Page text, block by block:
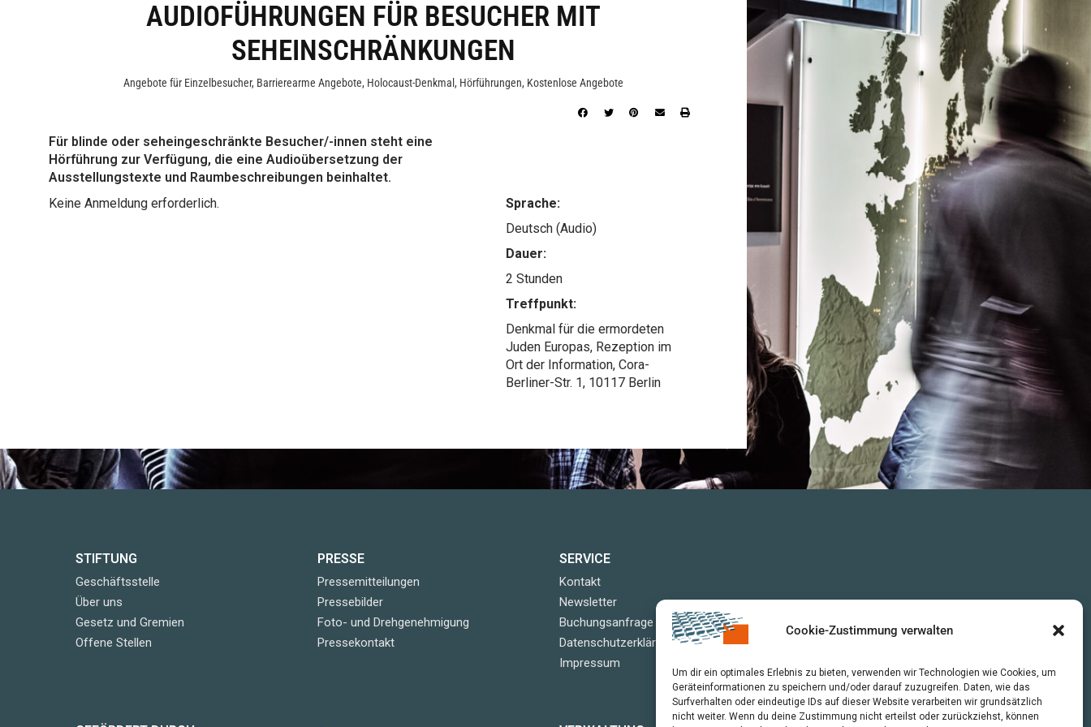
Cookie-Zustimmung verwalten
Um dir ein optimales Erlebnis zu bieten, verwenden wir Technologien wie Cookies, um
Geräteinformationen zu speichern und/oder darauf zuzugreifen. Daten, wie das
Surfverhalten oder eindeutige IDs auf dieser Website verarbeiten wir grundsätzlich
nicht weiter. Wenn du deine Zustimmung nicht erteilst oder zurückziehst, können
AUDIOFÜHRUNGEN FÜR BESUCHER MIT
SEHEINSCHRÄNKUNGEN
Angebote für Einzelbesucher, Barrierearme Angebote, Holocaust-Denkmal , Hörführungen, Kostenlose Angebote
Für blinde oder seheingeschränkte Besucher/-innen steht eine
Hörführung zur Verfügung, die eine Audioübersetzung der
Ausstellungstexte und Raumbeschreibungen beinhaltet.
Keine Anmeldung erforderlich.
Sprache:
Deutsch (Audio)
Dauer:
2 Stunden
Treffpunkt:
Denkmal für die ermordeten
Juden Europas, Rezeption im
Ort der Information, Cora-
Berliner-Str. 1, 10117 Berlin
STIFTUNG
Geschäftsstelle
Über uns
Gesetz und Gremien
Offene Stellen
PRESSE
Pressemitteilungen
Pressebilder
Foto- und Drehgenehmigung
Pressekontakt
SERVICE
Kontakt
Newsletter
Buchungsanfrage
Datenschutzerklärung
Impressum